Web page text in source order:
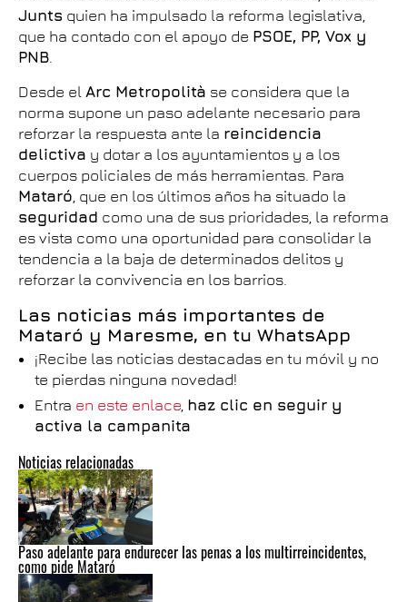
Noticias relacionadas
Paso adelante para endurecer las penas a los multirreincidentes,
como pide Mataró
Junts quien ha impulsado la reforma legislativa,
que ha contado con el apoyo de PSOE, PP, Vox y
PNB
Desde el Arc Metropolità se considera que la
norma supone un paso adelante necesario para
reforzar la respuesta ante la reincidencia
delictiva y dotar a los ayuntamientos y a los
cuerpos policiales de más herramientas. Para
Mataró , que en los últimos años ha situado la
seguridad como una de sus prioridades, la reforma
es vista como una oportunidad para consolidar la
tendencia a la baja de determinados delitos y
reforzar la convivencia en los barrios.
Las noticias más importantes de
Mataró y Maresme, en tu WhatsApp
¡Recibe las noticias destacadas en tu móvil y no
te pierdas ninguna novedad!
Entra en este enlace haz clic en seguir y
activa la campanita